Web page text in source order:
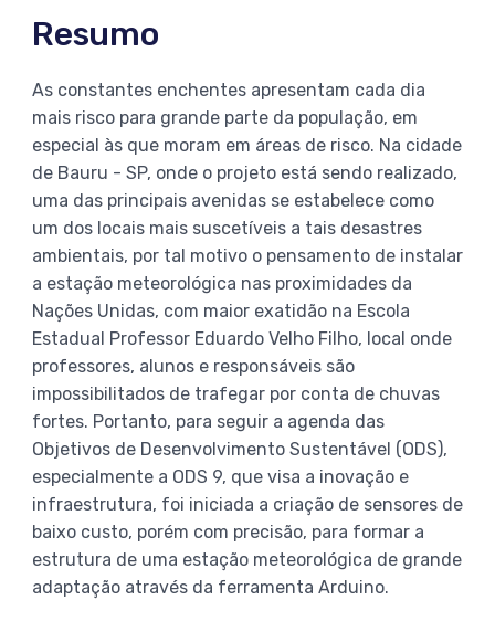
Resumo
As constantes enchentes apresentam cada dia
mais risco para grande parte da população, em
especial às que moram em áreas de risco. Na cidade
de Bauru - SP, onde o projeto está sendo realizado,
uma das principais avenidas se estabelece como
um dos locais mais suscetíveis a tais desastres
ambientais, por tal motivo o pensamento de instalar
a estação meteorológica nas proximidades da
Nações Unidas, com maior exatidão na Escola
Estadual Professor Eduardo Velho Filho, local onde
professores, alunos e responsáveis são
impossibilitados de trafegar por conta de chuvas
fortes. Portanto, para seguir a agenda das
Objetivos de Desenvolvimento Sustentável (ODS),
especialmente a ODS 9, que visa a inovação e
infraestrutura, foi iniciada a criação de sensores de
baixo custo, porém com precisão, para formar a
estrutura de uma estação meteorológica de grande
adaptação através da ferramenta Arduino.